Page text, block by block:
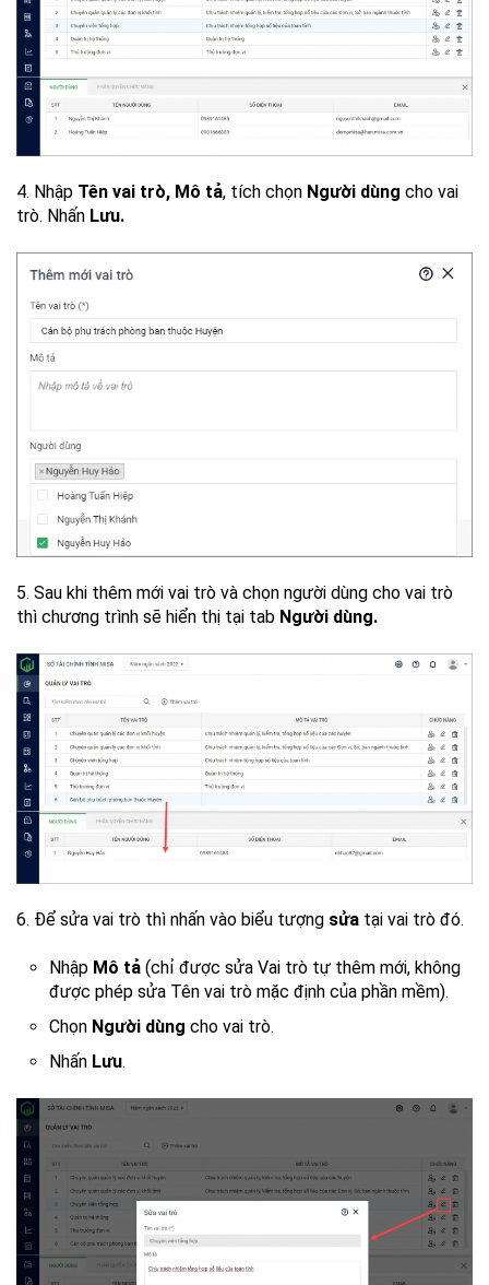
4. Nhập Tên vai trò, Mô tả, tích chọn Người dùng cho vai
trò. Nhấn Lưu.
5. Sau khi thêm mới vai trò và chọn người dùng cho vai trò
thì chương trình sẽ hiển thị tại tab Người dùng.
6. Để sửa vai trò thì nhấn vào biểu tượng sửa tại vai trò đó.
Nhập Mô tả (chỉ được sửa Vai trò tự thêm mới, không
được phép sửa Tên vai trò mặc định của phần mềm).
Chọn Người dùng cho vai trò.
Nhấn Lưu.